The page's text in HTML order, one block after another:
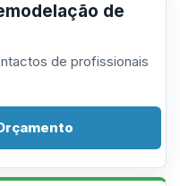
de
de profissionais